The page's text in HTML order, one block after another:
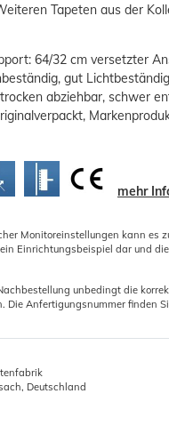
Tapeten aus der
64/32 cm versetzter
gut
abziehbar, schwer
mehr
Monitoreinstellungen kann es
Einrichtungsbeispiel dar und
unbedingt die
Die Anfertigungsnummer finden
Deutschland
0,5kg
tlg. Werkzeug Set
Grundpreis: 18,70 € / Stück